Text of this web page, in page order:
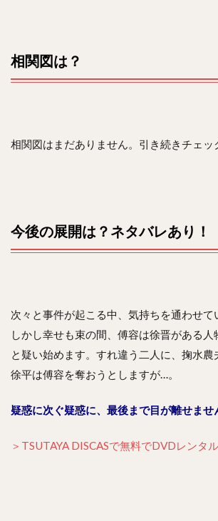
相関図は？
相関図はまだありません。引き続きチェッ
今後の展開は？ネタバレあり！
次々と事件が起こる中、気持ちを通わせて
しかし幸せも束の間、傅容は徐晋がある人
と疑い始めます。すれ違う二人に、掬水農
徐平は傅容を奪おうとしますが…。
疑惑に次ぐ疑惑に、最後まで目が離せませ
＞TSUTAYA DISCASで無料でDVDレンタル